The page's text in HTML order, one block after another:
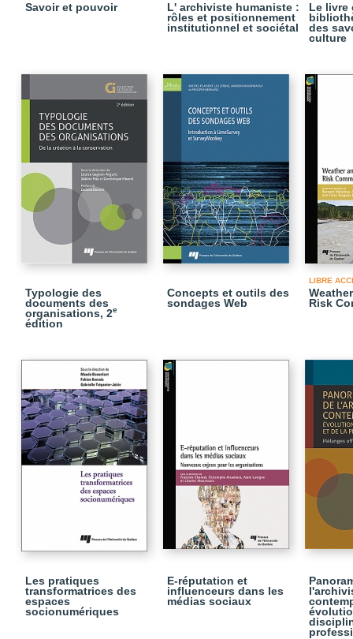
Savoir et pouvoir
L' archiviste humaniste :
rôles et positionnement
institutionnel et sociétal
Le livre
des
culture
Typologie des
documents des
organisations, 2e
édition
Concepts et outils des
sondages Web
LIBRE
Risk
Les pratiques
transformatrices des
espaces
socionumériques
E-réputation et
influenceurs dans les
médias sociaux